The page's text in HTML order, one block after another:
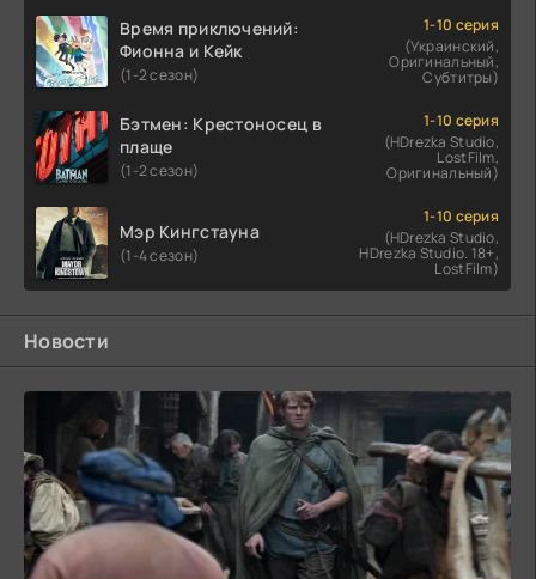
Время приключений:
Фионна и Кейк
(1-2 сезон)
1-10 серия
(Украинский,
Оригинальный,
Субтитры)
Бэтмен: Крестоносец в
плаще
(1-2 сезон)
1-10 серия
(HDrezka Studio,
LostFilm,
Оригинальный)
Мэр Кингстауна
(1-4 сезон)
1-10 серия
(HDrezka Studio,
HDrezka Studio. 18+,
LostFilm)
Новости